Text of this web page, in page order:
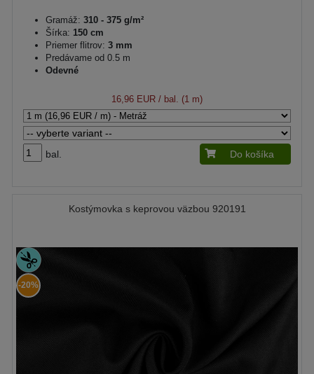
Gramáž: 310 - 375 g/m²
Šírka: 150 cm
Priemer flitrov: 3 mm
Predávame od 0.5 m
Odevné
16,96 EUR / bal. (1 m)
bal. Do košíka
Kostýmovka s keprovou väzbou 920191
-20%